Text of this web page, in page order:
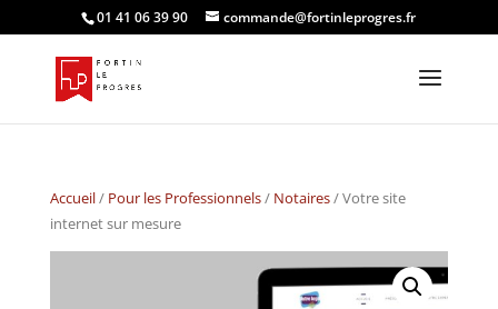
01 41 06 39 90 commande@fortinleprogres.fr
Accueil/ Pour les Professionnels/ Notaires/ Votre site
internet sur mesure